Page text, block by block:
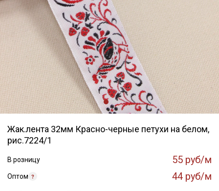
Жак.лента 32мм Красно-черные петухи на белом,
рис.7224/1
В розницу 55 руб/м
Оптом 44 руб/м